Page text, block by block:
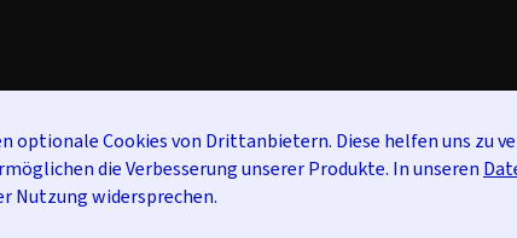
optionale Cookies von Drittanbietern. Diese helfen uns zu
die Verbesserung unserer Produkte. In unseren
Nutzung widersprechen.